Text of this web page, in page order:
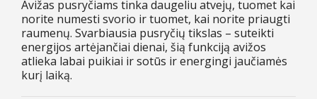
Avižas pusryčiams tinka daugeliu atvejų, tuomet kai
norite numesti svorio ir tuomet, kai norite priaugti
raumenų. Svarbiausia pusryčių tikslas – suteikti
energijos artėjančiai dienai, šią funkciją avižos
atlieka labai puikiai ir sotūs ir energingi jaučiamės
kurį laiką.